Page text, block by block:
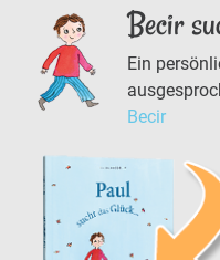
Becir
Ein
Becir